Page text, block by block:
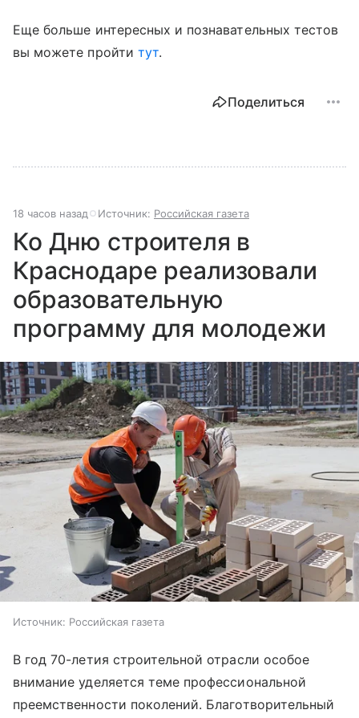
Еще больше интересных и познавательных тестов
вы можете пройти тут.
Поделиться
18 часов назад Источник: Российская газета
Ко Дню строителя в
Краснодаре реализовали
образовательную
программу для молодежи
Источник: Российская газета
В год 70-летия строительной отрасли особое
внимание уделяется теме профессиональной
преемственности поколений. Благотворительный